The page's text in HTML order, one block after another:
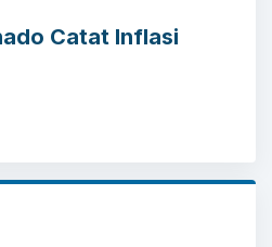
Catat Inflasi